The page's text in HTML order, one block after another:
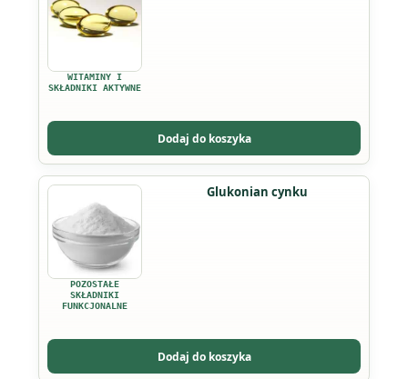
WITAMINY I
SKŁADNIKI AKTYWNE
Dodaj do koszyka
POZOSTAŁE
SKŁADNIKI
FUNKCJONALNE
Glukonian cynku
Dodaj do koszyka
Ten
produkt
ma
wiele
wariantów.
Opcje
wybrać
na